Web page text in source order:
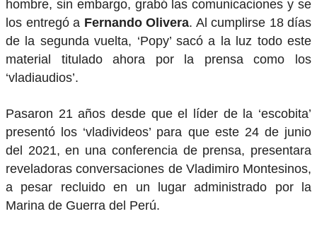
hombre, sin embargo, grabó las comunicaciones y se
los entregó a Fernando Olivera. Al cumplirse 18 días
de la segunda vuelta, ‘Popy’ sacó a la luz todo este
material titulado ahora por la prensa como los
‘vladiaudios’.
Pasaron 21 años desde que el líder de la ‘escobita’
presentó los ‘vladivideos’ para que este 24 de junio
del 2021, en una conferencia de prensa, presentara
reveladoras conversaciones de Vladimiro Montesinos,
a pesar recluido en un lugar administrado por la
Marina de Guerra del Perú.